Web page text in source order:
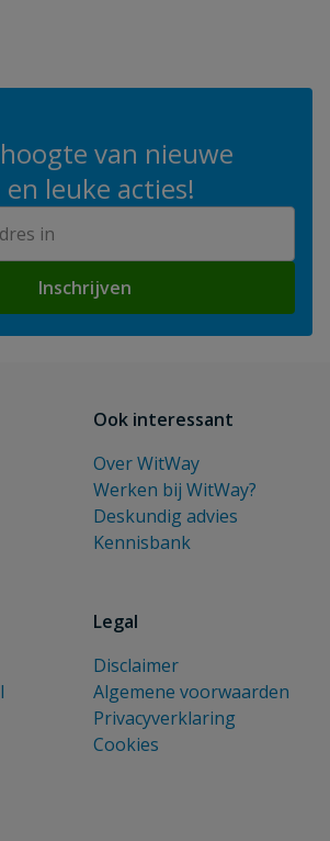
van nieuwe
leuke acties!
Inschrijven
Ook interessant
Over WitWay
Werken bij WitWay?
Deskundig advies
Kennisbank
Legal
Disclaimer
Algemene voorwaarden
Privacyverklaring
Cookies